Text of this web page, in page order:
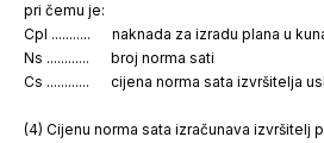
pri čemu je:
Cpl ........... naknada za izradu plana u
Ns ............ broj norma sati
Cs ............ cijena norma sata izvršitelja
(4) Cijenu norma sata izračunava izvršitelj